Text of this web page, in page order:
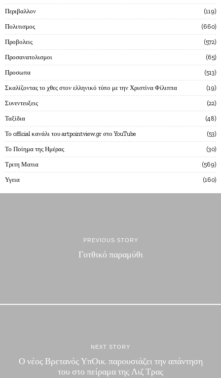
Περιβαλλον 119
Πολιτισμος 660
Προβολεις 572
Προσανατολισμοι 65
Προσωπα 513
Σκαλίζοντας το χθες στον ελληνικό τύπο με την Χριστίνα Φίλιππα 19
Συνεντευξεις 22
Ταξίδια 48
Το official κανάλι του artpointview.gr στο YouTube 53
Το Ποίημα της Ημέρας 30
Τριτη Ματια 569
Υγεια 160
PREVIOUS STORY
Γοτθικό παραμύθι
NEXT STORY
Ο νέος Βρετανός ΥπΟικ. παρουσιάζει την απάντηση
του στο πείραμα της Λιζ Τρας